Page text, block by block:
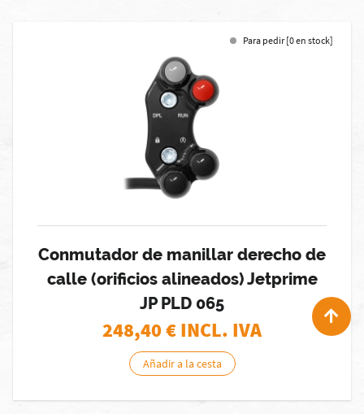
Para pedir [0 en stock]
Conmutador de manillar derecho de
calle (orificios alineados) Jetprime
JP PLD 065
248,40€ INCL. IVA
Añadir a la cesta